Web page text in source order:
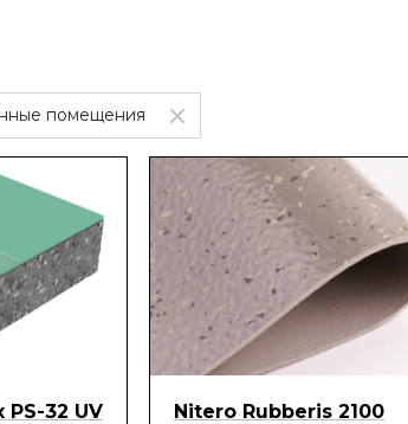
помещения
32 UV Nitero Rubberis 2100